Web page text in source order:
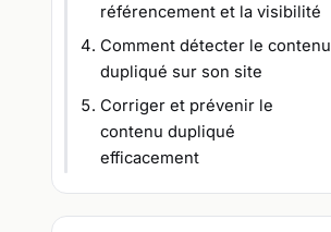
référencement et la visibilité
Comment détecter le contenu
dupliqué sur son site
Corriger et prévenir le
contenu dupliqué
efficacement